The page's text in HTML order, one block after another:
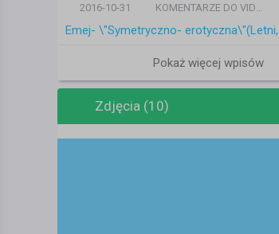
2016-10-31 KOMENTARZE DO VIDEO
Pokaż więcej wpisów
Zdjęcia (10)